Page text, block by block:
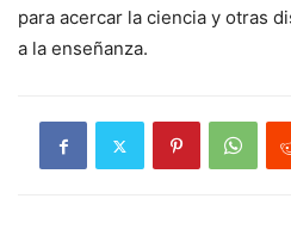
para acercar la ciencia y otras
a la enseñanza.